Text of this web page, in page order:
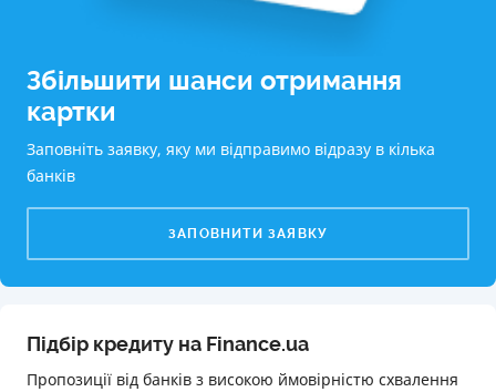
Збільшити шанси отримання
картки
Заповніть заявку, яку ми відправимо відразу в кілька
банків
ЗАПОВНИТИ ЗАЯВКУ
Підбір кредиту на Finance.ua
Пропозиції від банків з високою ймовірністю схвалення️